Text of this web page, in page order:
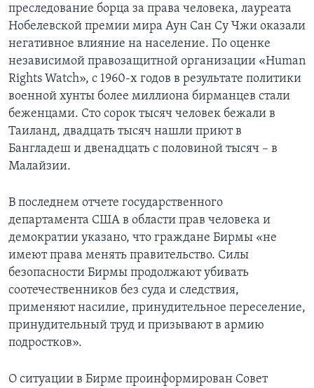
Языки
преследование борца за права человека, лауреата
Нобелевской премии мира Аун Сан Су Чжи оказали
негативное влияние на население. По оценке
независимой правозащитной организации «Human
Rights Watch», с 1960-х годов в результате политики
военной хунты более миллиона бирманцев стали
беженцами. Сто сорок тысяч человек бежали в
Таиланд, двадцать тысяч нашли приют в
Бангладеш и двенадцать с половиной тысяч – в
Малайзии.
В последнем отчете государственного
департамента США в области прав человека и
демократии указано, что граждане Бирмы «не
имеют права менять правительство. Силы
безопасности Бирмы продолжают убивать
соотечественников без суда и следствия,
применяют насилие, принудительное переселение,
принудительный труд и призывают в армию
подростков».
О ситуации в Бирме проинформирован Совет